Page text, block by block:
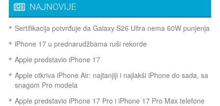
NAJNOVIJE
Sertifikacija potvrđuje da Galaxy S26 Ultra nema 60W punjenja
iPhone 17 u prednarudžbama ruši rekorde
Apple predstavio iPhone 17
Apple otkriva iPhone Air: najtanjiji i najlakši iPhone do sada, sa
snagom Pro modela
Apple predstavio iPhone 17 Pro i iPhone 17 Pro Max telefone